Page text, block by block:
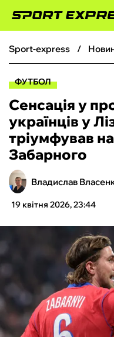
ФУТБОЛ
БОКС
ХОКЕЙ
ТЕНІС
КІБЕРСПОРТ
ФУТЗАЛ
ІНШІ
sport-express
ФУТБОЛ
Сенсація у
українців у
тріумфував
Забарного
Владислав
19 квітня 2026, 23:44